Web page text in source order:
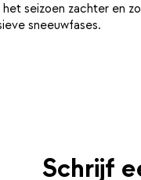
seizoen zachter en
sneeuwfases.
Schrijf